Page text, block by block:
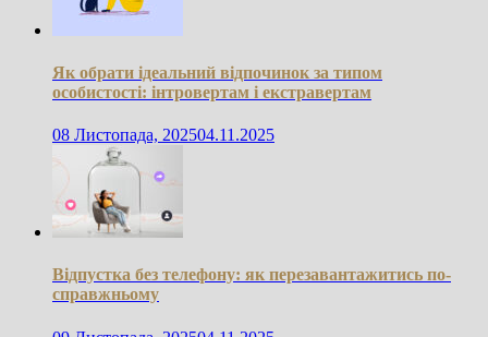
Як обрати ідеальний відпочинок за типом
особистості: інтровертам і екстравертам
08 Листопада, 202504.11.2025
Відпустка без телефону: як перезавантажитись по-
справжньому